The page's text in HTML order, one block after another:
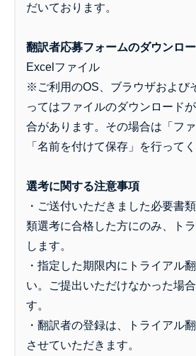
だいております。
翻訳者応募フォームのダウンロ
Excelファイル
※ご利用のOS、ブラウザおよび
ってはファイルのダウンロード
合があります。その場合は「フ
「名前を付けて保存」を行ってく
選考に関する注意事項
・ご送付いただきました必要書
類選考に合格した方にのみ、ト
します。
・指定した期限内にトライアル
い。ご提出いただけなかった場
す。
・翻訳者の登録は、トライアル
させていただきます。